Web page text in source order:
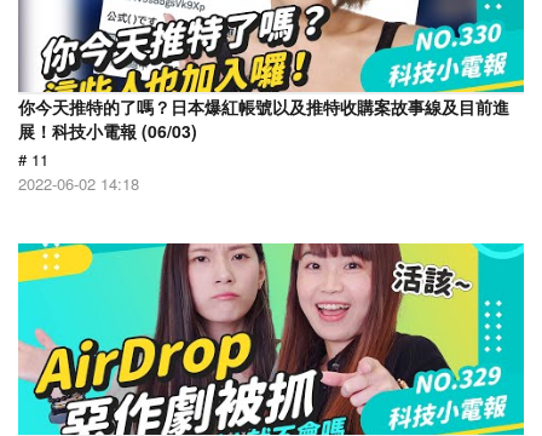
你今天推特的了嗎？日本爆紅帳號以及推特收購案故事線及目前進
展！科技小電報 (06/03)
# 11
2022-06-02 14:18